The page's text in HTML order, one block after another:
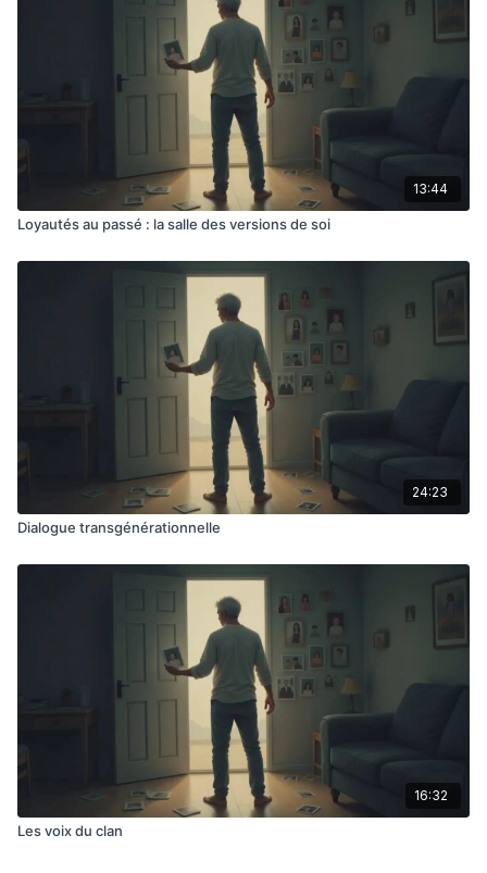
13:44
Loyautés au passé : la salle des versions de soi
24:23
Dialogue transgénérationnelle
16:32
Les voix du clan